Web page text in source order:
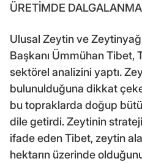
ÜRETİMDE DALGALANMA
Ulusal Zeytin ve
Başkanı Ümmühan Tibet,
sektörel analizini yaptı.
bulunulduğuna dikkat
bu topraklarda doğup
dile getirdi. Zeytinin
ifade eden Tibet, zeytin
hektarın üzerinde